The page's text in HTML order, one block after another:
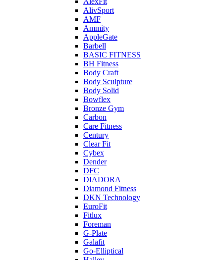
AlivSport
AMF
Ammity
AppleGate
Barbell
BASIC FITNESS
BH Fitness
Body Craft
Body Sculpture
Body Solid
Bowflex
Bronze Gym
Carbon
Care Fitness
Century
Clear Fit
Cybex
Dender
DFC
DIADORA
Diamond Fitness
DKN Technology
EuroFit
Fitlux
Foreman
G-Plate
Galafit
Go-Elliptical